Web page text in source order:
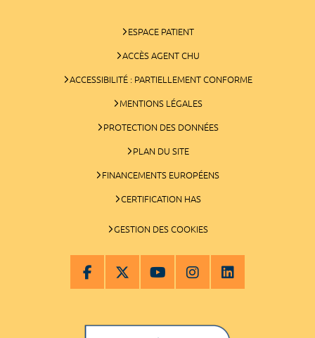
ESPACE PATIENT
ACCÈS AGENT CHU
ACCESSIBILITÉ : PARTIELLEMENT CONFORME
MENTIONS LÉGALES
PROTECTION DES DONNÉES
PLAN DU SITE
FINANCEMENTS EUROPÉENS
CERTIFICATION HAS
GESTION DES COOKIES